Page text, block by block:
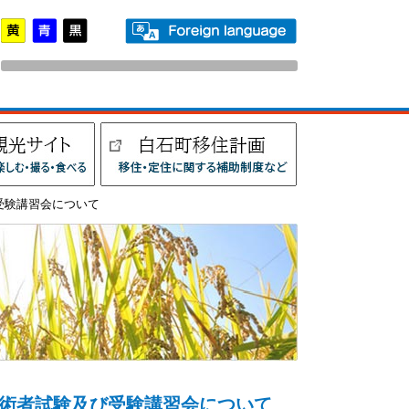
講習会について
者試験及び受験講習会について